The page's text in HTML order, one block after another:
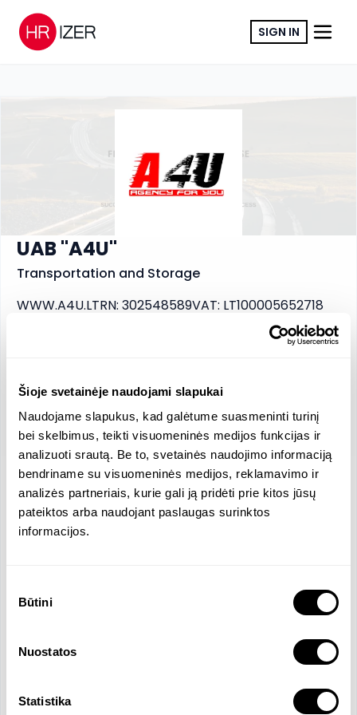
Šioje svetainėje naudojami slapukai
Naudojame slapukus, kad galėtume suasmeninti turinį
bei skelbimus, teikti visuomeninės medijos funkcijas ir
analizuoti srautą. Be to, svetainės naudojimo informaciją
bendriname su visuomeninės medijos, reklamavimo ir
analizės partneriais, kurie gali ją pridėti prie kitos jūsų
pateiktos arba naudojant paslaugas surinktos
informacijos.
pasirinkimas
Būtini
Nuostatos
Statistika
SIGN IN
UAB "A4U"
Transportation and Storage
WWW.A4U.LTRN: 302548589VAT: LT100005652718
Location
Paparčio gatvė, Prienai, Lithuania
Company Size